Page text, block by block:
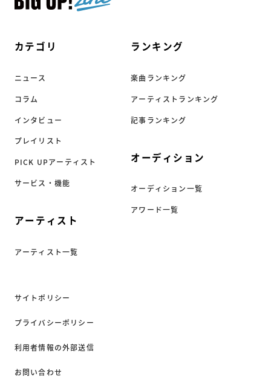
カテゴリ
ニュース
コラム
インタビュー
プレイリスト
PICK UPアーティスト
サービス・機能
アーティスト
アーティスト一覧
ランキング
楽曲ランキング
アーティストランキング
記事ランキング
オーディション
オーディション一覧
アワード一覧
サイトポリシー
プライバシーポリシー
利用者情報の外部送信
お問い合わせ